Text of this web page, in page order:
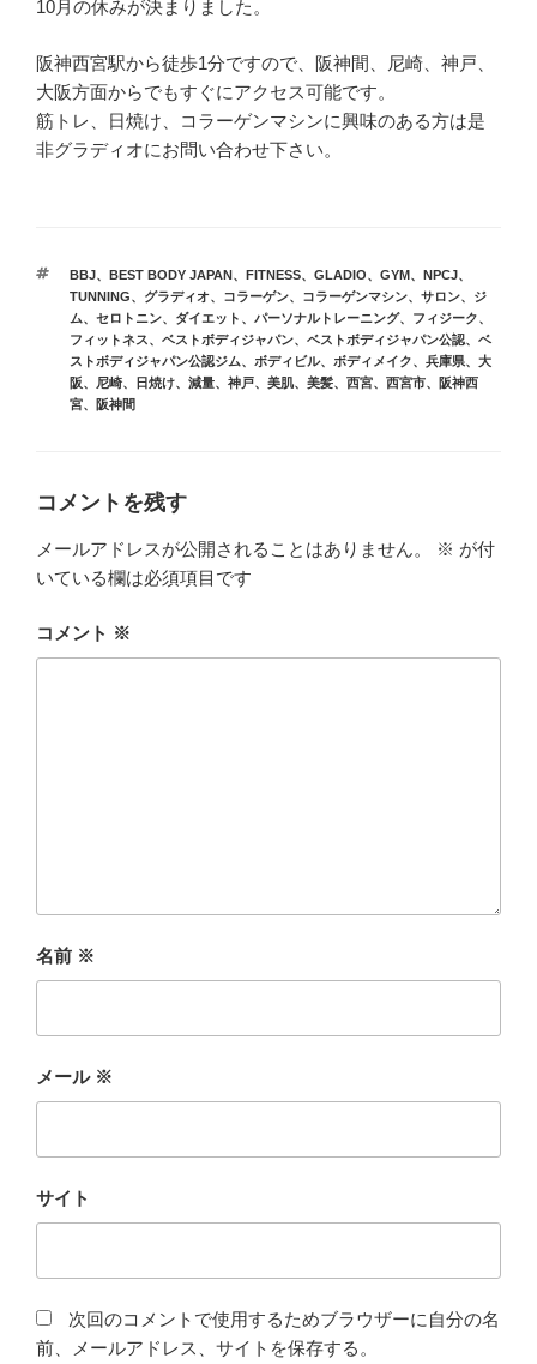
10月の休みが決まりました。
阪神西宮駅から徒歩1分ですので、阪神間、尼崎、神戸、
大阪方面からでもすぐにアクセス可能です。
筋トレ、日焼け、コラーゲンマシンに興味のある方は是
非グラディオにお問い合わせ下さい。
タ
グ
BBJ、 BEST BODY JAPAN 、 FITNESS、 GLADIO、 GYM 、 NPCJ、
TUNNING、 グラディオ、 コラーゲン、 コラーゲンマシン、 サロン、
ジ
ム、 セロトニン、 ダイエット 、 パーソナルトレーニング、 フィジーク、
フィットネス、 ベストボディジャパン、 ベストボディジャパン公認、 ベ
ストボディジャパン公認ジム、 ボディビル、 ボディメイク、 兵庫県、 大
阪、 尼崎、 日焼け、 減量、 神戸、 美肌、 美髪、 西宮、 西宮市、
阪神西
宮、 阪神間
コメントを残す
メールアドレスが公開されることはありません。 ※ が付
いている欄は必須項目です
コメント ※
名前 ※
メール ※
サイト
次回のコメントで使用するためブラウザーに自分の名
前、メールアドレス、サイトを保存する。